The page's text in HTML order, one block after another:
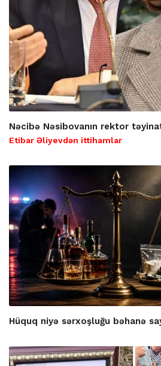
Nəcibə Nəsibovanın rektor
Etibar Əliyevdən ittihamlar
Hüquq niyə sərxoşluğu bəhanə